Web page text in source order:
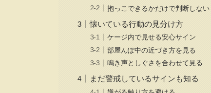
抱っこできるかだけで判断しない
懐いている行動の見分け方
ケージ内で見せる安心サイン
部屋んぽ中の近づき方を見る
鳴き声としぐさを合わせて見る
まだ警戒しているサインも知る